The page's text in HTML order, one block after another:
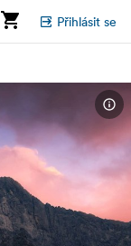
Přihlásit se